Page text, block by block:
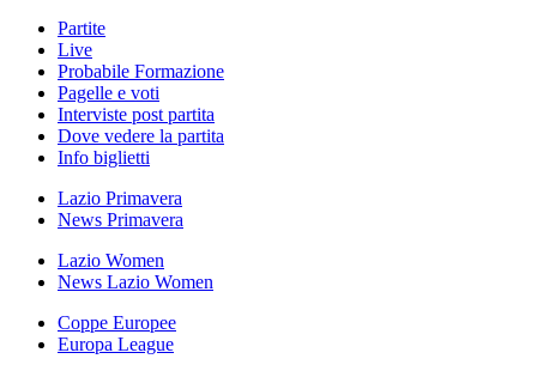
Partite
Live
Probabile Formazione
Pagelle e voti
Interviste post partita
Dove vedere la partita
Info biglietti
Lazio Primavera
News Primavera
Lazio Women
News Lazio Women
Coppe Europee
Europa League